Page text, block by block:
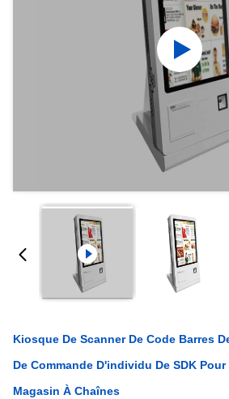
Kiosque De Scanner De Code Barres
De Commande D'individu De SDK
Magasin À Chaînes